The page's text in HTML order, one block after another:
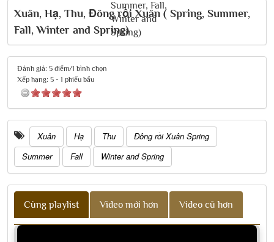
Xuân, Hạ, Thu, Đông rồi Xuân ( Spring, Summer,
Fall, Winter and Spring)
Đánh giá: 5 điểm/1 bình chọn
Xếp hạng: 5 - 1 phiếu bầu
Xuân Hạ Thu
Đông rồi Xuân Spring
Summer
Fall Winter and Spring
Cùng playlist Video mới hơn Video cũ hơn